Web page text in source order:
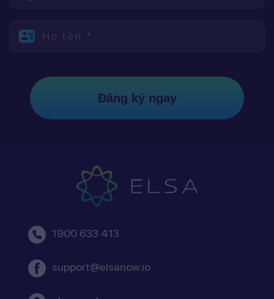
Họ tên *
Đăng ký ngay
1900 633 413
support@elsanow.io